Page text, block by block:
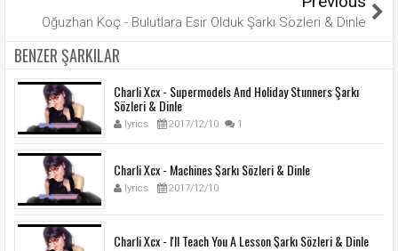
Oğuzhan Koç - Bulutlara Esir Olduk Şarkı Sözleri & Dinle
BENZER ŞARKILAR
Charli Xcx - Supermodels And Holiday Stunners Şarkı
Sözleri & Dinle
lyrics 2017/12/10 1
Charli Xcx - Machines Şarkı Sözleri & Dinle
lyrics 2017/12/10
Charli Xcx - I'll Teach You A Lesson Şarkı Sözleri & Dinle